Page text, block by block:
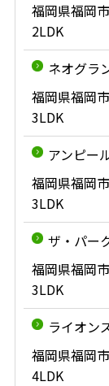
福岡県福岡
2LDK
ネオグラ
福岡県福岡
3LDK
アンピー
福岡県福岡
3LDK
ザ・パー
福岡県福岡
3LDK
ライオン
福岡県福岡
4LDK